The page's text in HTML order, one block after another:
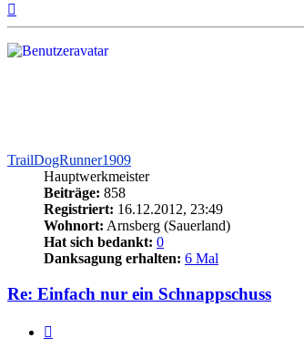
TrailDogRunner1909
Hauptwerkmeister
Beiträge: 858
Registriert: 16.12.2012, 23:49
Wohnort: Arnsberg (Sauerland)
Hat sich bedankt: 0
Danksagung erhalten: 6 Mal
Re: Einfach nur ein Schnappschuss